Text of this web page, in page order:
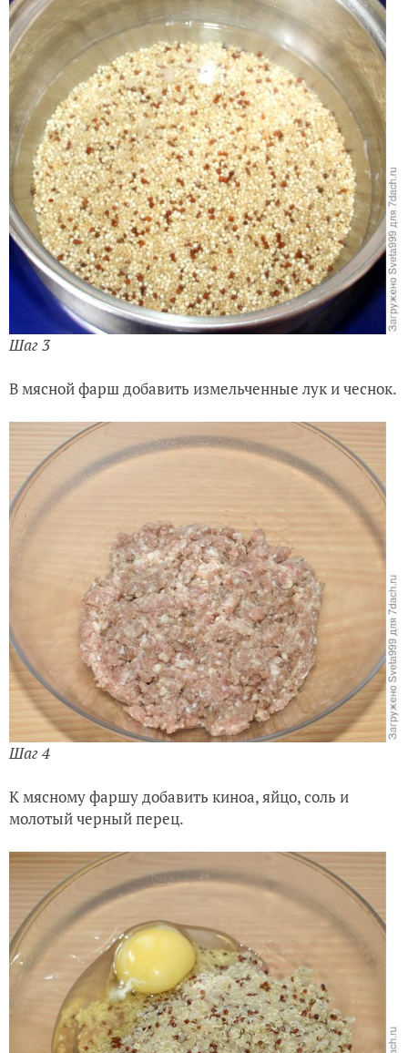
Шаг 3
В мясной фарш добавить измельченные лук и чеснок.
Шаг 4
К мясному фаршу добавить киноа, яйцо, соль и
молотый черный перец.